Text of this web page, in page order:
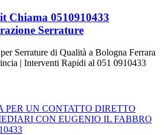
Chiama 0510910433
Serrature
Serrature di Qualità a Bologna Ferrara
| Interventi Rapidi al 051 0910433
PER UN CONTATTO DIRETTO
CON EUGENIO IL FABBRO